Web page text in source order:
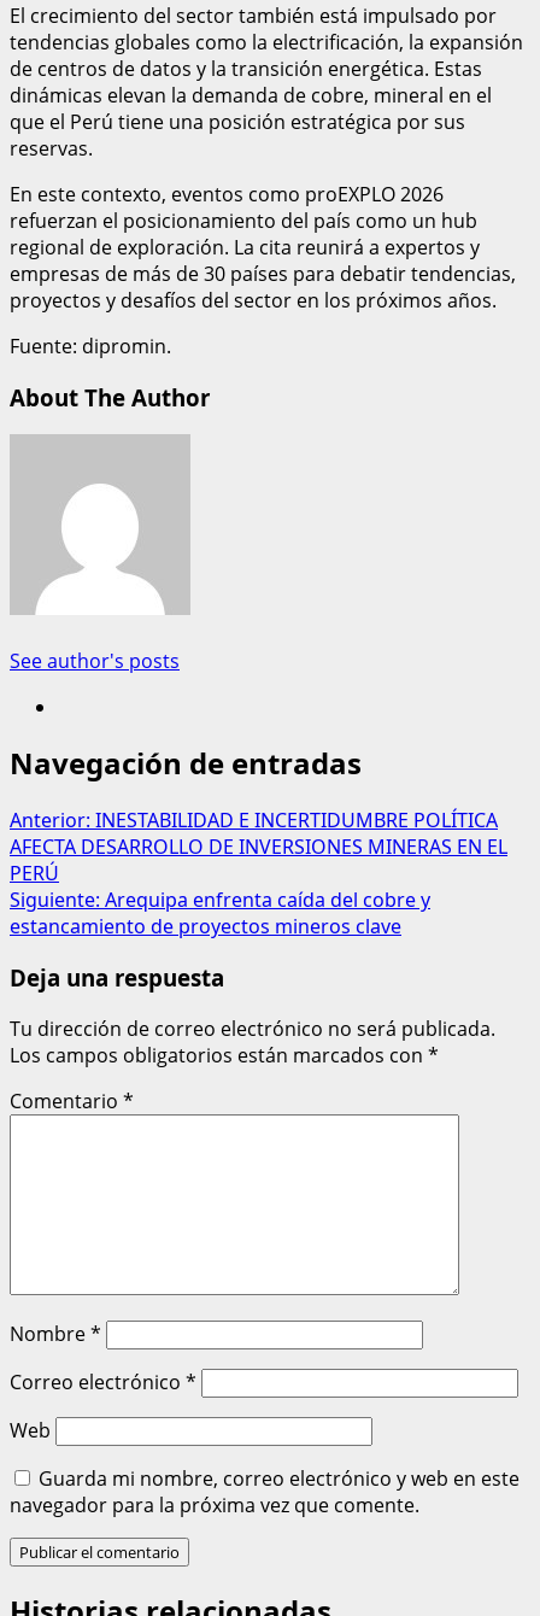
El crecimiento del sector también está impulsado por
tendencias globales como la electrificación, la expansión
de centros de datos y la transición energética. Estas
dinámicas elevan la demanda de cobre, mineral en el
que el Perú tiene una posición estratégica por sus
reservas.
En este contexto, eventos como proEXPLO 2026
refuerzan el posicionamiento del país como un hub
regional de exploración. La cita reunirá a expertos y
empresas de más de 30 países para debatir tendencias,
proyectos y desafíos del sector en los próximos años.
Fuente: dipromin.
About The Author
See author's posts
Navegación de entradas
Anterior: INESTABILIDAD E INCERTIDUMBRE POLÍTICA
AFECTA DESARROLLO DE INVERSIONES MINERAS EN EL
PERÚ
Siguiente: Arequipa enfrenta caída del cobre y
estancamiento de proyectos mineros clave
Deja una respuesta
Tu dirección de correo electrónico no será publicada.
Los campos obligatorios están marcados con *
Comentario *
Nombre*
Correo electrónico *
Web
Guarda mi nombre, correo electrónico y web en este
navegador para la próxima vez que comente.